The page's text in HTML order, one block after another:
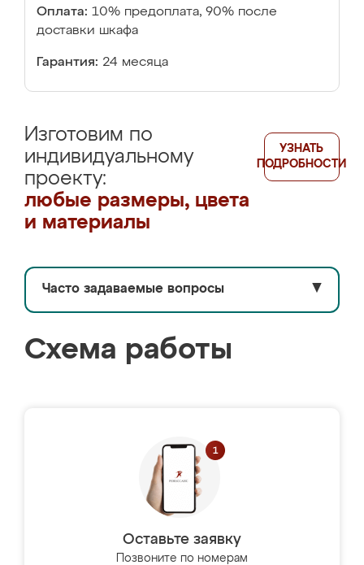
Оплата: 10% предоплата, 90% после
доставки шкафа
Гарантия: 24 месяца
Изготовим по
индивидуальному
проекту:
любые размеры, цвета
и материалы
УЗНАТЬ
ПОДРОБНОСТИ
Часто задаваемые вопросы ▼
Схема работы
Оставьте заявку
Позвоните по номерам